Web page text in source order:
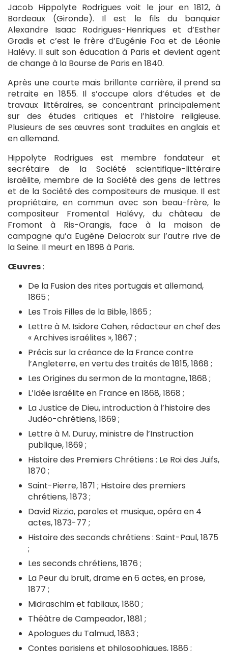
Jacob Hippolyte Rodrigues voit le jour en 1812, à
Bordeaux (Gironde). Il est le fils du banquier
Alexandre Isaac Rodrigues-Henriques et d’Esther
Gradis et c’est le frère d’Eugénie Foa et de Léonie
Halévy. Il suit son éducation à Paris et devient agent
de change à la Bourse de Paris en 1840.
Après une courte mais brillante carrière, il prend sa
retraite en 1855. Il s’occupe alors d’études et de
travaux littéraires, se concentrant principalement
sur des études critiques et l’histoire religieuse.
Plusieurs de ses œuvres sont traduites en anglais et
en allemand.
Hippolyte Rodrigues est membre fondateur et
secrétaire de la Société scientifique-littéraire
israélite, membre de la Société des gens de lettres
et de la Société des compositeurs de musique. Il est
propriétaire, en commun avec son beau-frère, le
compositeur Fromental Halévy, du château de
Fromont à Ris-Orangis, face à la maison de
campagne qu’a Eugène Delacroix sur l’autre rive de
la Seine. Il meurt en 1898 à Paris.
Œuvres:
De la Fusion des rites portugais et allemand,
1865 ;
Les Trois Filles de la Bible, 1865 ;
Lettre à M. Isidore Cahen, rédacteur en chef des
« Archives israélites », 1867 ;
Précis sur la créance de la France contre
l’Angleterre, en vertu des traités de 1815, 1868 ;
Les Origines du sermon de la montagne, 1868 ;
L’Idée israélite en France en 1868, 1868 ;
La Justice de Dieu, introduction à l’histoire des
Judéo-chrétiens, 1869 ;
Lettre à M. Duruy, ministre de l’Instruction
publique, 1869 ;
Histoire des Premiers Chrétiens : Le Roi des Juifs,
1870 ;
Saint-Pierre, 1871 ; Histoire des premiers
chrétiens, 1873 ;
David Rizzio, paroles et musique, opéra en 4
actes, 1873-77 ;
Histoire des seconds chrétiens : Saint-Paul, 1875
;
Les seconds chrétiens, 1876 ;
La Peur du bruit, drame en 6 actes, en prose,
1877 ;
Midraschim et fabliaux, 1880 ;
Théâtre de Campeador, 1881 ;
Apologues du Talmud, 1883 ;
Contes parisiens et philosophiques, 1886 ;